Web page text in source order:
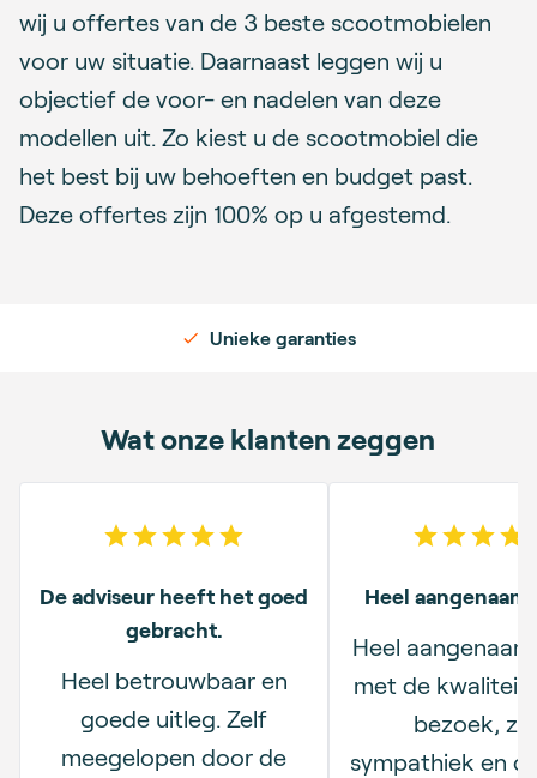
wij u offertes van de 3 beste scootmobielen
voor uw situatie. Daarnaast leggen wij u
objectief de voor- en nadelen van deze
modellen uit. Zo kiest u de scootmobiel die
het best bij uw behoeften en budget past.
Deze offertes zijn 100% op u afgestemd.
Unieke garanties
Wat onze klanten zeggen
5 out of 5 stars
De adviseur heeft het goed
gebracht.
Heel betrouwbaar en
goede uitleg. Zelf
meegelopen door de
5 out
Heel aangenaam
Heel
met de kwaliteit
bezoek,
sympathiek en